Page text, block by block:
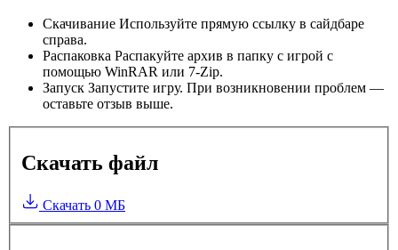
Скачивание Используйте прямую ссылку в сайдбаре
справа.
Распаковка Распакуйте архив в папку с игрой с
помощью WinRAR или 7-Zip.
Запуск Запустите игру. При возникновении проблем —
оставьте отзыв выше.
Скачать файл
Скачать 0 МБ